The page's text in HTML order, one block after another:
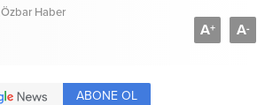
Özbar Haber
A+ A-
ABONE OL